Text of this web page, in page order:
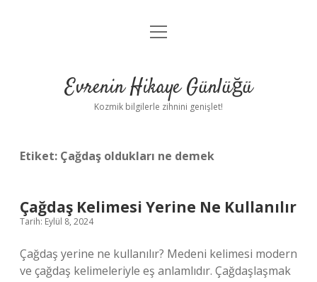
Anasayfa
Yasal Uyarı
menüyü
Evrenin Hikaye Günlüğü
Kozmik bilgilerle zihnini genişlet!
Etiket: Çağdaş oldukları ne demek
Çağdaş Kelimesi Yerine Ne Kullanılır
Tarih: Eylül 8, 2024
Çağdaş yerine ne kullanılır? Medeni kelimesi modern
ve çağdaş kelimeleriyle eş anlamlıdır. Çağdaşlaşmak